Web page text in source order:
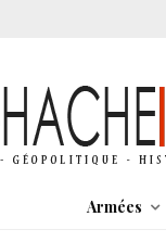
Armées